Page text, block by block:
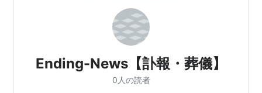
Ending-News【訃報・葬儀】
0人の読者